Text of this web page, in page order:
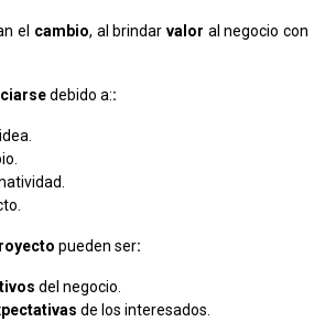
el cambio, al brindar valor al negocio con
debido a::
pueden ser:
del negocio.
de los interesados.